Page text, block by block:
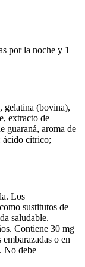
por la noche y 1
gelatina (bovina),
extracto de
guaraná, aroma de
ácido cítrico;
Los
sustitutos de
saludable.
Contiene 30 mg
o en
No debe